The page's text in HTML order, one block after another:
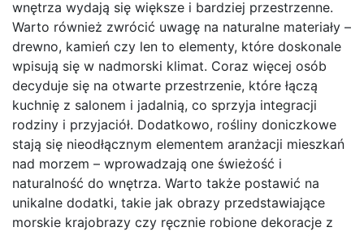
wnętrza wydają się większe i bardziej przestrzenne.
Warto również zwrócić uwagę na naturalne materiały –
drewno, kamień czy len to elementy, które doskonale
wpisują się w nadmorski klimat. Coraz więcej osób
decyduje się na otwarte przestrzenie, które łączą
kuchnię z salonem i jadalnią, co sprzyja integracji
rodziny i przyjaciół. Dodatkowo, rośliny doniczkowe
stają się nieodłącznym elementem aranżacji mieszkań
nad morzem – wprowadzają one świeżość i
naturalność do wnętrza. Warto także postawić na
unikalne dodatki, takie jak obrazy przedstawiające
morskie krajobrazy czy ręcznie robione dekoracje z